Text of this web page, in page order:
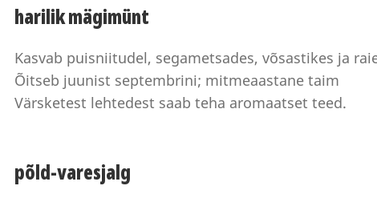
harilik mägimünt
Kasvab puisniitudel, segametsades, võsastikes ja
Õitseb juunist septembrini; mitmeaastane taim
Värsketest lehtedest saab teha aromaatset teed.
põld-varesjalg